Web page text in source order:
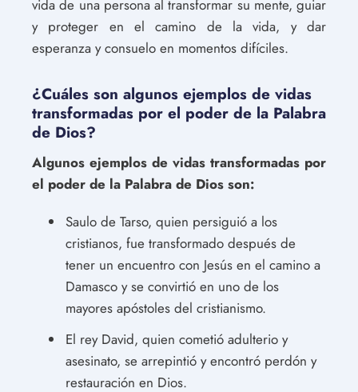
vida de una persona al transformar su mente, guiar
y proteger en el camino de la vida, y dar
esperanza y consuelo en momentos difíciles.
¿Cuáles son algunos ejemplos de vidas
transformadas por el poder de la Palabra
de Dios?
Algunos ejemplos de vidas transformadas por
el poder de la Palabra de Dios son:
Saulo de Tarso, quien persiguió a los
cristianos, fue transformado después de
tener un encuentro con Jesús en el camino a
Damasco y se convirtió en uno de los
mayores apóstoles del cristianismo.
El rey David, quien cometió adulterio y
asesinato, se arrepintió y encontró perdón y
restauración en Dios.